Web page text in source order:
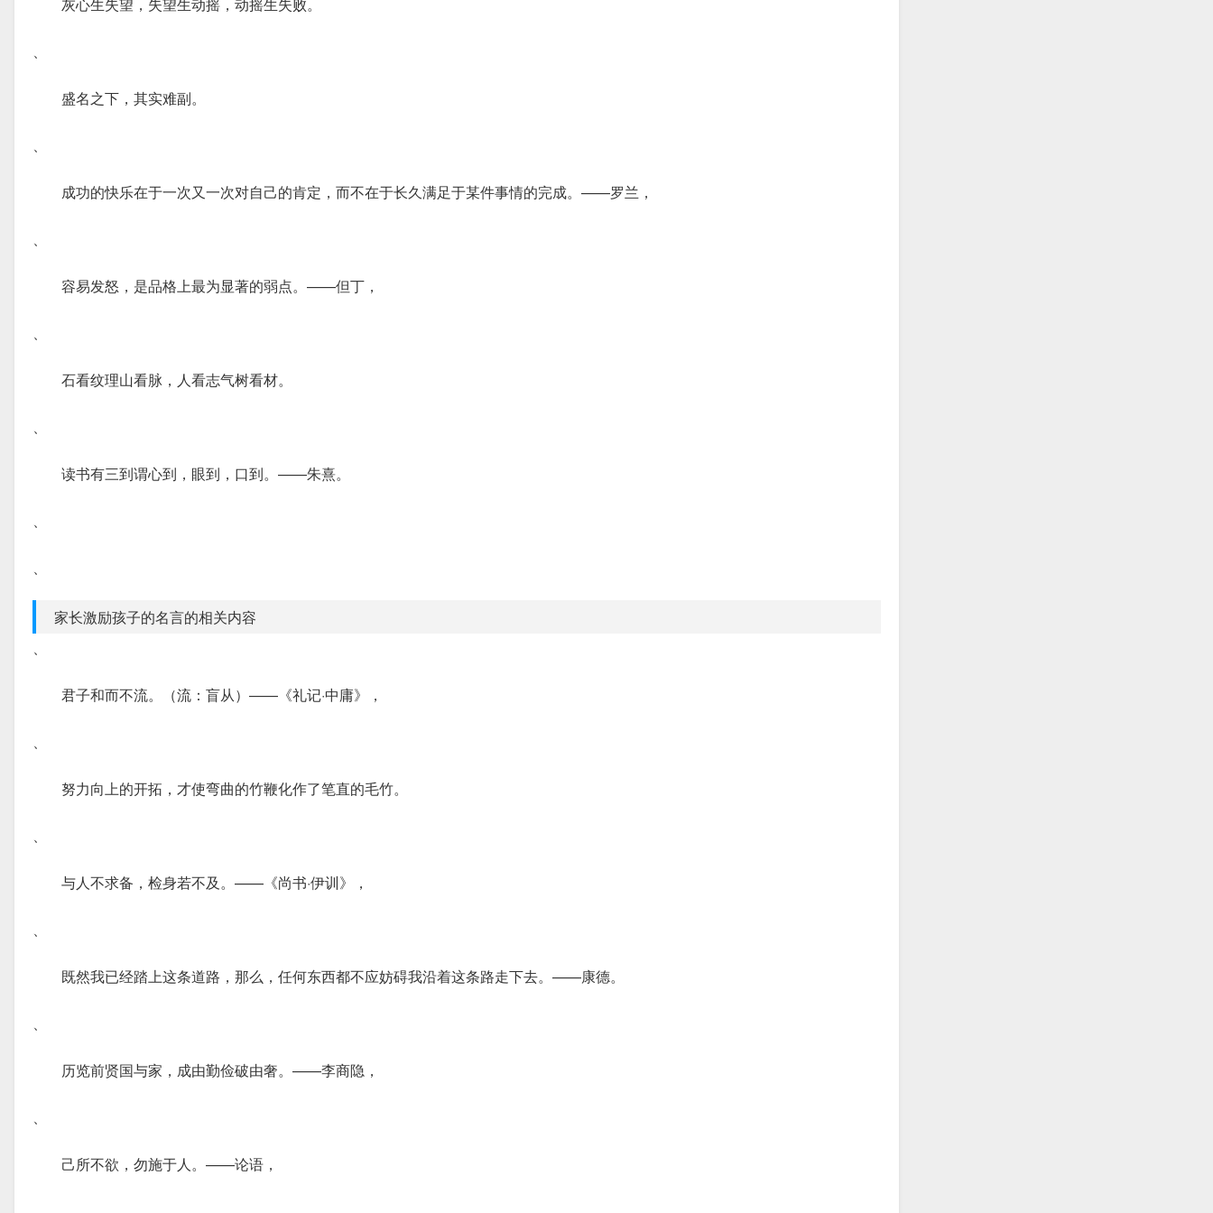
、
盛名之下，其实难副。
、
成功的快乐在于一次又一次对自己的肯定，而不在于长久满足于某件事情的完成。——罗兰，
、
容易发怒，是品格上最为显著的弱点。——但丁，
、
石看纹理山看脉，人看志气树看材。
、
读书有三到谓心到，眼到，口到。——朱熹。
、
、
家长激励孩子的名言的相关内容
、
君子和而不流。（流：盲从）——《礼记·中庸》，
、
努力向上的开拓，才使弯曲的竹鞭化作了笔直的毛竹。
、
与人不求备，检身若不及。——《尚书·伊训》，
、
既然我已经踏上这条道路，那么，任何东西都不应妨碍我沿着这条路走下去。——康德。
、
历览前贤国与家，成由勤俭破由奢。——李商隐，
、
己所不欲，勿施于人。——论语，